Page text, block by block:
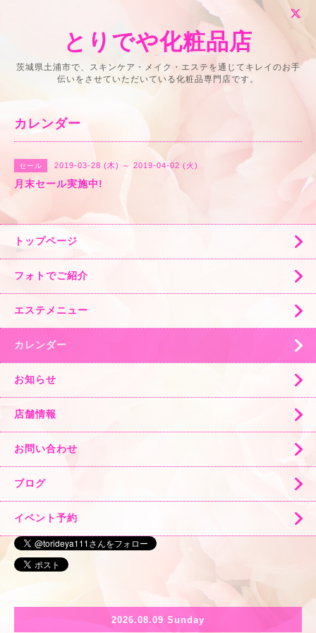
とりでや化粧品店
茨城県土浦市で、スキンケア・メイク・エステを通じてキレイのお手
伝いをさせていただいている化粧品専門店です。
カレンダー
セール 2019-03-28 (木) ～ 2019-04-02 (火)
月末セール実施中!
トップページ
フォトでご紹介
エステメニュー
カレンダー
お知らせ
店舗情報
お問い合わせ
ブログ
イベント予約
2026.08.09 Sunday